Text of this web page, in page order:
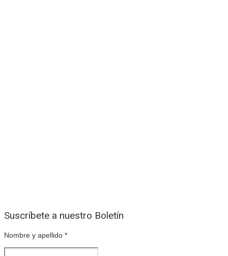
Suscríbete a nuestro Boletín
Nombre y apellido *